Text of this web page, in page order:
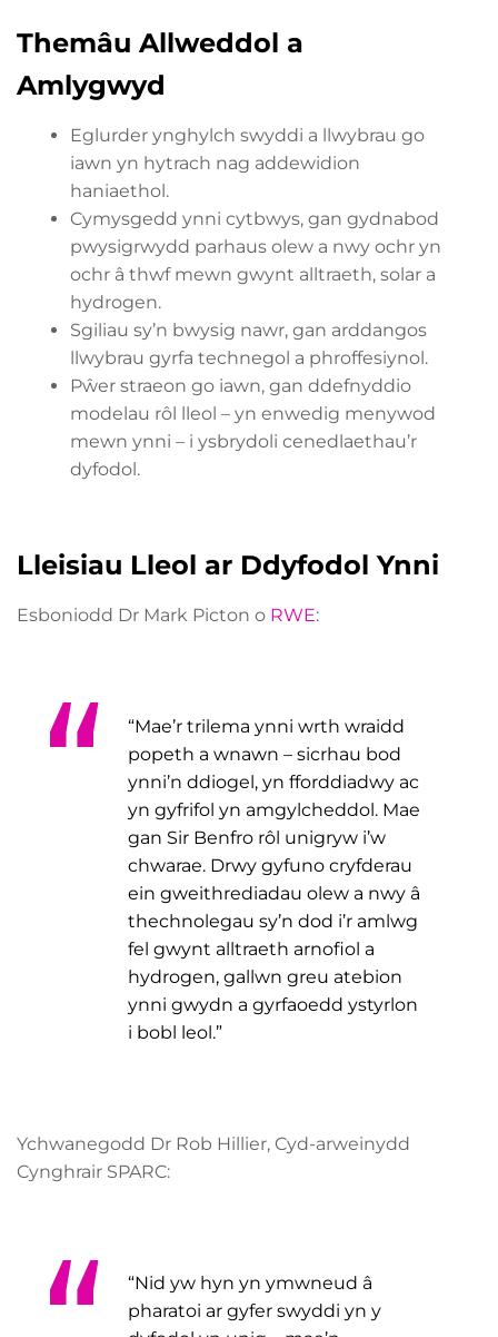
Themâu Allweddol a
Amlygwyd
Eglurder ynghylch swyddi a llwybrau go
iawn yn hytrach nag addewidion
haniaethol.
Cymysgedd ynni cytbwys, gan gydnabod
pwysigrwydd parhaus olew a nwy ochr yn
ochr â thwf mewn gwynt alltraeth, solar a
hydrogen.
Sgiliau sy’n bwysig nawr, gan arddangos
llwybrau gyrfa technegol a phroffesiynol.
Pŵer straeon go iawn, gan ddefnyddio
modelau rôl lleol – yn enwedig menywod
mewn ynni – i ysbrydoli cenedlaethau’r
dyfodol.
Lleisiau Lleol ar Ddyfodol Ynni
Esboniodd Dr Mark Picton o RWE:
“Mae’r trilema ynni wrth wraidd
popeth a wnawn – sicrhau bod
ynni’n ddiogel, yn fforddiadwy ac
yn gyfrifol yn amgylcheddol. Mae
gan Sir Benfro rôl unigryw i’w
chwarae. Drwy gyfuno cryfderau
ein gweithrediadau olew a nwy â
thechnolegau sy’n dod i’r amlwg
fel gwynt alltraeth arnofiol a
hydrogen, gallwn greu atebion
ynni gwydn a gyrfaoedd ystyrlon
i bobl leol.”
Ychwanegodd Dr Rob Hillier, Cyd-arweinydd
Cynghrair SPARC:
“Nid yw hyn yn ymwneud â
pharatoi ar gyfer swyddi yn y